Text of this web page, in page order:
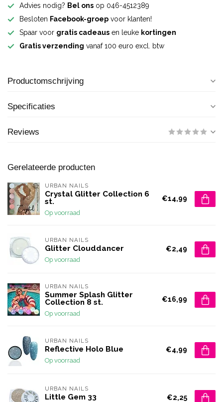
Advies nodig? Bel ons op 046-4512389
Besloten Facebook-groep voor klanten!
Spaar voor gratis cadeaus en leuke kortingen
Gratis verzending vanaf 100 euro excl. btw
Productomschrijving
Specificaties
Reviews
Gerelateerde producten
URBAN NAILS
Crystal Glitter Collection 6
st.
Op voorraad
€14,99
URBAN NAILS
Glitter Clouddancer
Op voorraad
€2,49
URBAN NAILS
Summer Splash Glitter
Collection 8 st.
Op voorraad
€16,99
URBAN NAILS
Reflective Holo Blue
Op voorraad
€4,99
URBAN NAILS
Little Gem 33 €2,25